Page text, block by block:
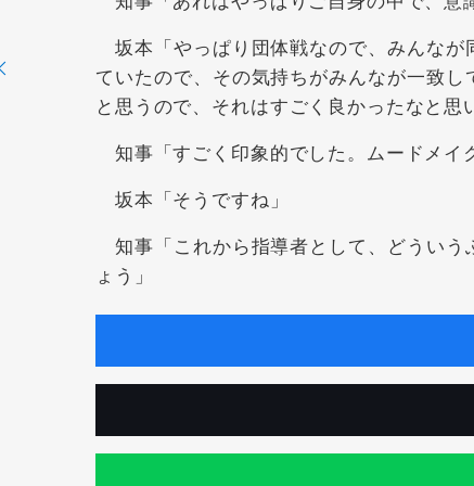
坂本「やっぱり団体戦なので、みんなが
ていたので、その気持ちがみんなが一致
と思うので、それはすごく良かったなと思
知事「すごく印象的でした。ムードメイ
坂本「そうですね」
知事「これから指導者として、どういう
ょう」